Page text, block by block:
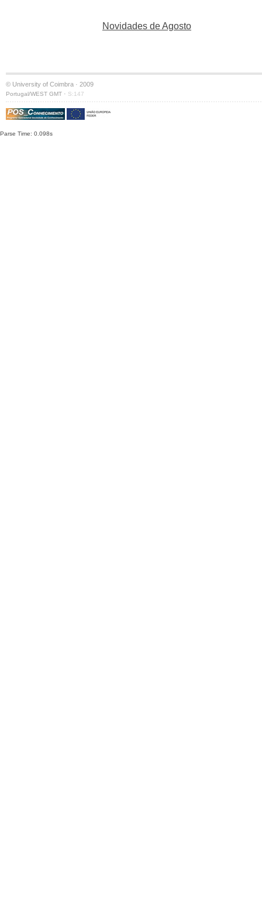
Novidades de Agosto
© University of Coimbra · 2009
Portugal/WEST GMT · S:147
Parse Time: 0.098s